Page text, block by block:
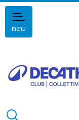
menu